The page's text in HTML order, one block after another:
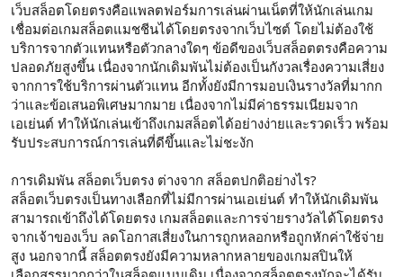
เว็บสล็อตโดยตรงคือแพลตฟอร์มการเล่นผ่านเน็ตที่ให้นักเล่นเกม
เชื่อมต่อเกมสล็อตแมชชีนได้โดยตรงจากเว็บไซต์ โดยไม่ต้องใช้
บริการจากตัวแทนหรือตัวกลางใดๆ ข้อดีของเว็บสล็อตตรงคือความ
ปลอดภัยสูงขึ้น เนื่องจากนักเดิมพันไม่ต้องเป็นกังวลเรื่องความเสี่ยง
จากการใช้บริการผ่านตัวแทน อีกทั้งยังมีการมอบเงินรางวัลที่มากก
ว่าและข้อเสนอพิเศษมากมาย เนื่องจากไม่มีค่าธรรมเนียมจาก
เอเย่นต์ ทำให้นักเล่นเข้าถึงเกมสล็อตได้อย่างง่ายและรวดเร็ว พร้อม
รับประสบการณ์การเล่นที่ดีขึ้นและไม่ชะงัก
การเดิมพัน สล็อตเว็บตรง ต่างจาก สล็อตปกติอย่างไร?
สล็อตเว็บตรงเป็นทางเลือกที่ไม่มีการผ่านเอเย่นต์ ทำให้นักเดิมพัน
สามารถเข้าถึงได้โดยตรง เกมสล็อตและการจ่ายรางวัลได้โดยตรง
จากเจ้าของเว็บ ลดโอกาสเสี่ยงในการถูกหลอกหรือถูกหักค่าใช้จ่าย
สูง นอกจากนี้ สล็อตตรงยังมีความหลากหลายของเกมสปินให้